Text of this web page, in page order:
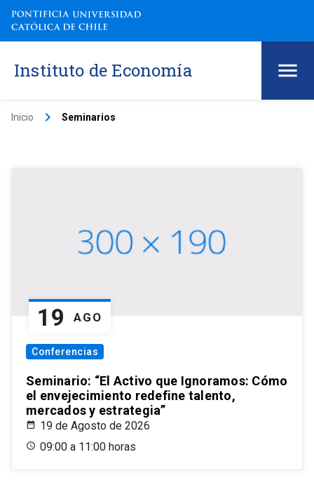
Instituto de Economía
Inicio keyboard_arrow_right Seminarios
19 AGO
Conferencias
Seminario: “El Activo que Ignoramos: Cómo
el envejecimiento redefine talento,
mercados y estrategia”
19 de Agosto de 2026
09:00 a 11:00 horas